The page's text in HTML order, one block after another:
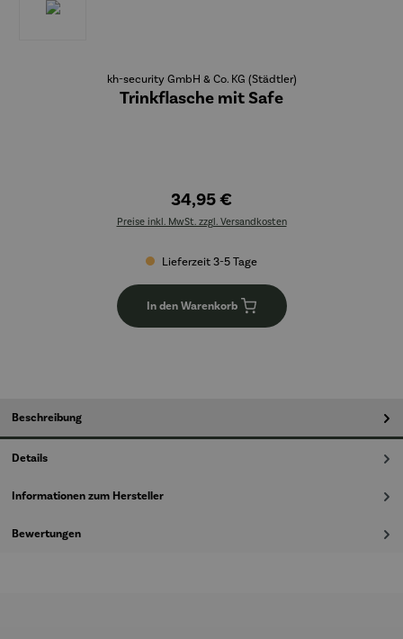
kh-security GmbH & Co. KG (Städtler)
Trinkflasche mit Safe
34,95 €
Preise inkl. MwSt. zzgl. Versandkosten
Lieferzeit 3-5 Tage
In den Warenkorb
Beschreibung
Details
Informationen zum Hersteller
Bewertungen